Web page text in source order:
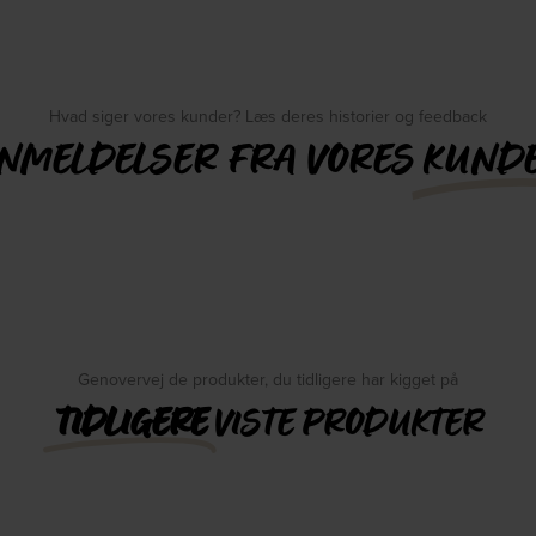
Hvad siger vores kunder? Læs deres historier og feedback
FRA VORES
Genovervej de produkter, du tidligere har kigget på
TIDLIGEREVISTE PRODUKTER